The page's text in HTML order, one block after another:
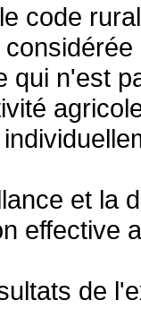
code
qui n'est
et la
effective
de